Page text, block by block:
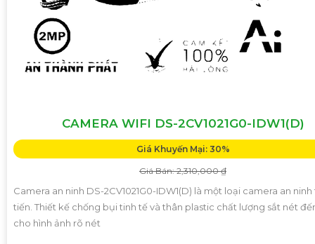
CAMERA WIFI DS-2CV1021G0-IDW1(D)
Giá Khuyến Mại: 30%
Giá Bán: 2,310,000 ₫
Camera an ninh DS-2CV1021G0-IDW1(D) là một loại camera an
tiến. Thiết kế chống bụi tinh tế và thân plastic chất lượng sắt nét
cho hình ảnh rõ nét